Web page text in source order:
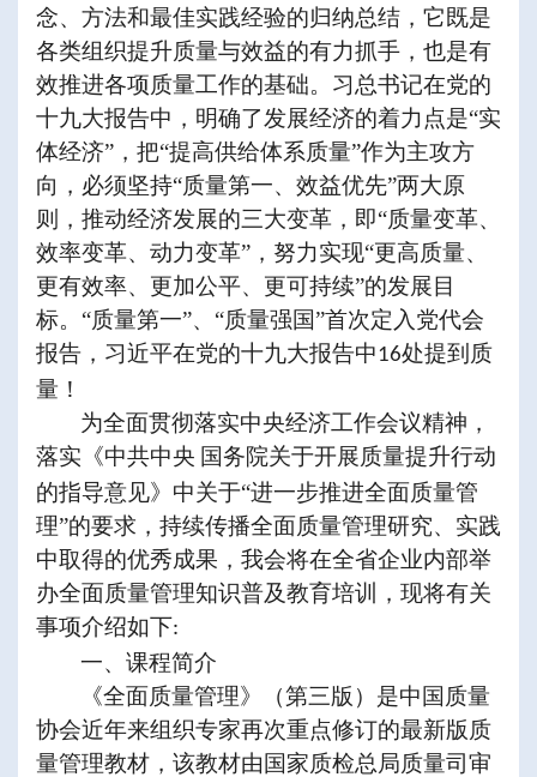
念、方法和最佳实践经验的归纳总结，它既是
各类组织提升质量与效益的有力抓手，也是有
效推进各项质量工作的基础。习总书记在党的
十九大报告中，明确了发展经济的着力点是“实
体经济”，把“提高供给体系质量”作为主攻方
向，必须坚持“质量第一、效益优先”两大原
则，推动经济发展的三大变革，即“质量变革、
效率变革、动力变革”，努力实现“更高质量、
更有效率、更加公平、更可持续”的发展目
标。“质量第一”、“质量强国”首次定入党代会
报告，习近平在党的十九大报告中16处提到质
量！
为全面贯彻落实中央经济工作会议精神，
落实《中共中央 国务院关于开展质量提升行动
的指导意见》中关于“进一步推进全面质量管
理”的要求，持续传播全面质量管理研究、实践
中取得的优秀成果，我会将在全省企业内部举
办全面质量管理知识普及教育培训，现将有关
事项介绍如下:
一、课程简介
《全面质量管理》
（第三版）是中国质量
协会近年来组织专家再次重点修订的最新版质
量管理教材，该教材由国家质检总局质量司审